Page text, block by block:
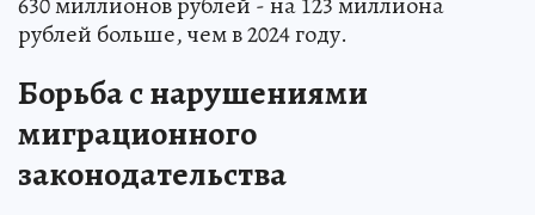
рублей больше, чем в 2024 году.
Борьба с нарушениями
миграционного
законодательства